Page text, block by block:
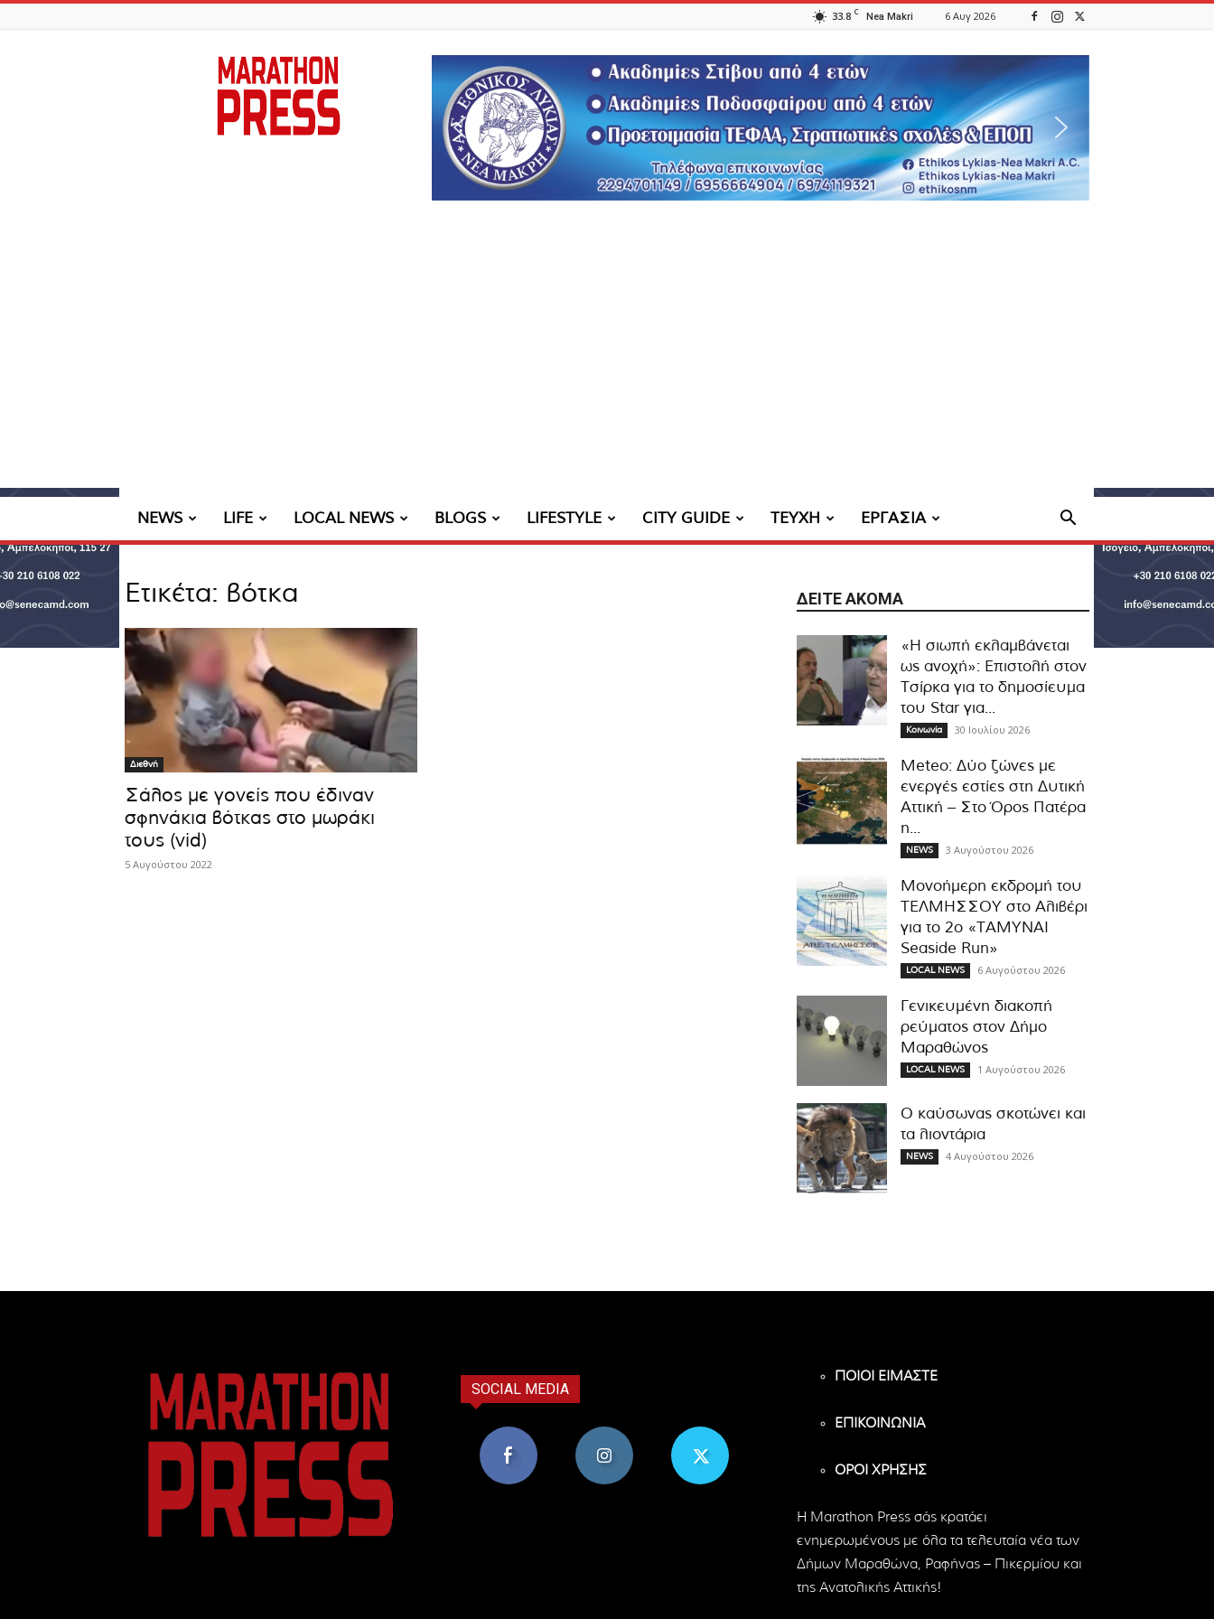
33.8 C Nea Makri 6 Αυγ 2026
Marathon
Press
NEWS LIFE LOCAL NEWS BLOGS LIFESTYLE CITY GUIDE ΤΕΥΧΗ ΕΡΓΑΣΙΑ
Ετικέτα: βότκα
Διεθνή
Σάλος με γονείς που έδιναν
σφηνάκια βότκας στο μωράκι
τους (vid)
5 Αυγούστου 2022
ΔΕΊΤΕ ΑΚΌΜΑ
«Η σιωπή εκλαμβάνεται
ως ανοχή»: Επιστολή στον
Τσίρκα για το δημοσίευμα
του Star για...
Κοινωνία 30 Ιουλίου 2026
Meteo: Δύο ζώνες με
ενεργές εστίες στη Δυτική
Αττική – Στο Όρος Πατέρα
η...
NEWS 3 Αυγούστου 2026
Μονοήμερη εκδρομή του
ΤΕΛΜΗΣΣΟΥ στο Αλιβέρι
για το 2ο «ΤΑΜΥΝΑΙ
Seaside Run»
LOCAL NEWS 6 Αυγούστου 2026
Γενικευμένη διακοπή
ρεύματος στον Δήμο
Μαραθώνος
LOCAL NEWS 1 Αυγούστου 2026
Ο καύσωνας σκοτώνει και
τα λιοντάρια
NEWS 4 Αυγούστου 2026
SOCIAL MEDIA
ΠΟΙΟΙ ΕΙΜΑΣΤΕ
ΕΠΙΚΟΙΝΩΝΙΑ
ΟΡΟΙ ΧΡΗΣΗΣ
H Marathon Press σάς κρατάει
ενημερωμένους με όλα τα τελευταία νέα των
Δήμων Μαραθώνα, Ραφήνας – Πικερμίου και
της Ανατολικής Αττικής!